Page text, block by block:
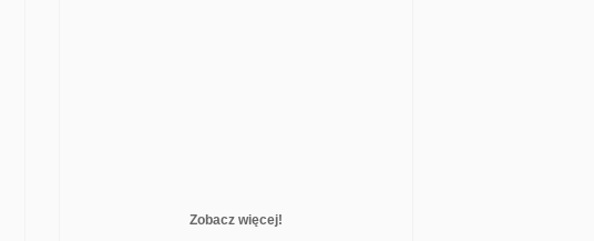
Zobacz więcej!